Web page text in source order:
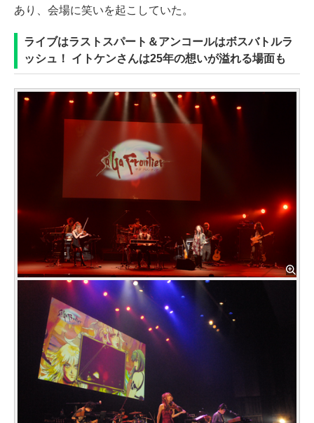
あり、会場に笑いを起こしていた。
ライブはラストスパート＆アンコールはボスバトルラ
ッシュ！ イトケンさんは25年の想いが溢れる場面も